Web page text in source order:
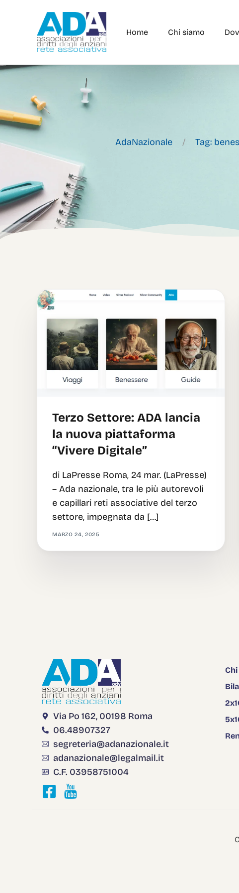
Home Chi siamo
AdaNazionale Tag:
Terzo Settore: ADA lancia
la nuova piattaforma
“Vivere Digitale”
di LaPresse Roma, 24 mar. (LaPresse)
– Ada nazionale, tra le più autorevoli
e capillari reti associative del terzo
settore, impegnata da […]
MARZO 24, 2025
Via Po 162, 00198 Roma
06.48907327
segreteria@adanazionale.it
adanazionale@legalmail.it
C.F. 03958751004